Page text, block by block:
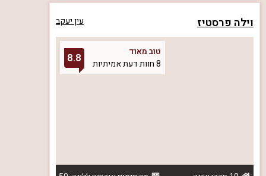
וילה פרסטיז עין יעקב
טוב מאוד
8 חוות דעת אמיתיות
8.8